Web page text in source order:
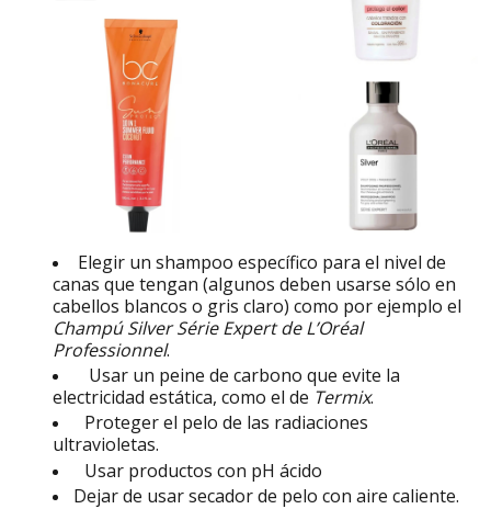
Elegir un shampoo específico para el nivel de
canas que tengan (algunos deben usarse sólo en
cabellos blancos o gris claro) como por ejemplo el
Champú Silver Série Expert de L’Oréal
Professionnel.
Usar un peine de carbono que evite la
electricidad estática, como el de Termix.
Proteger el pelo de las radiaciones
ultravioletas.
Usar productos con pH ácido
Dejar de usar secador de pelo con aire caliente.